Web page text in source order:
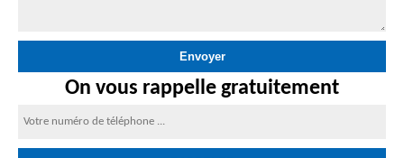
On vous rappelle gratuitement